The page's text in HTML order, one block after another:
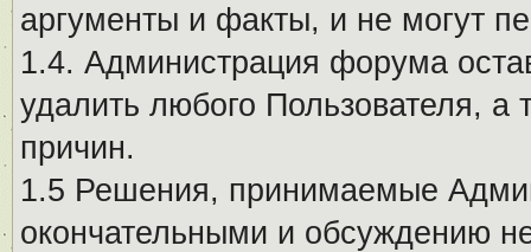
аргументы и факты, и не могут
1.4. Администрация форума
удалить любого Пользователя, а
причин.
1.5 Решения, принимаемые
окончательными и обсуждению